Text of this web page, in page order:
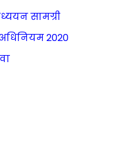
सामग्री
अधिनियम 2020